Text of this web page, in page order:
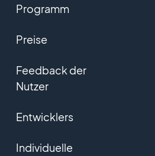
Programm
Preise
Feedback der
Nutzer
Entwicklers
Individuelle